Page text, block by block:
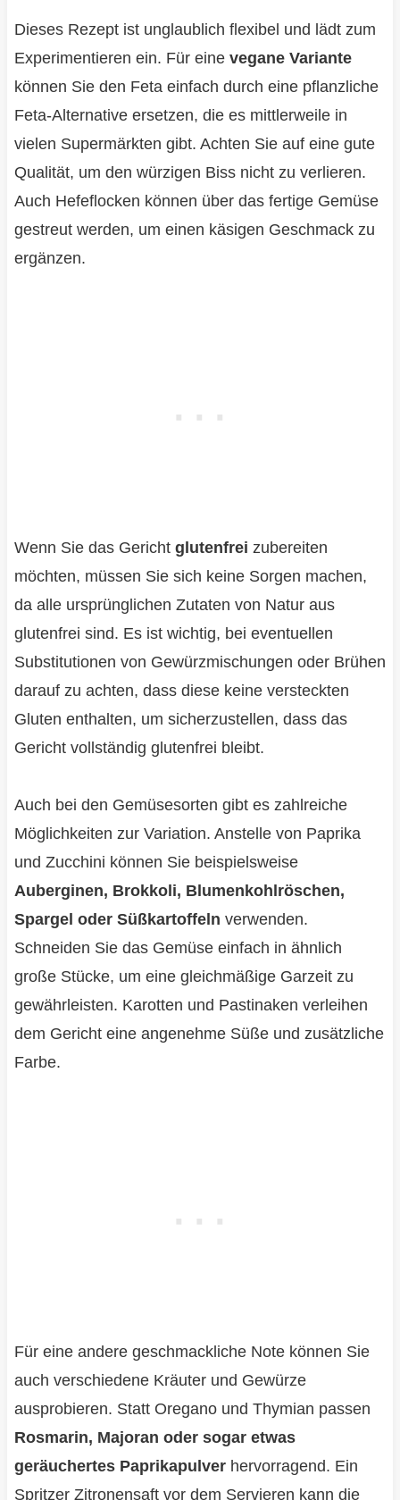
Dieses Rezept ist unglaublich flexibel und lädt zum
Experimentieren ein. Für eine vegane Variante
können Sie den Feta einfach durch eine pflanzliche
Feta-Alternative ersetzen, die es mittlerweile in
vielen Supermärkten gibt. Achten Sie auf eine gute
Qualität, um den würzigen Biss nicht zu verlieren.
Auch Hefeflocken können über das fertige Gemüse
gestreut werden, um einen käsigen Geschmack zu
ergänzen.
Wenn Sie das Gericht glutenfrei zubereiten
möchten, müssen Sie sich keine Sorgen machen,
da alle ursprünglichen Zutaten von Natur aus
glutenfrei sind. Es ist wichtig, bei eventuellen
Substitutionen von Gewürzmischungen oder Brühen
darauf zu achten, dass diese keine versteckten
Gluten enthalten, um sicherzustellen, dass das
Gericht vollständig glutenfrei bleibt.
Auch bei den Gemüsesorten gibt es zahlreiche
Möglichkeiten zur Variation. Anstelle von Paprika
und Zucchini können Sie beispielsweise
Auberginen, Brokkoli, Blumenkohlröschen,
Spargel oder Süßkartoffeln verwenden.
Schneiden Sie das Gemüse einfach in ähnlich
große Stücke, um eine gleichmäßige Garzeit zu
gewährleisten. Karotten und Pastinaken verleihen
dem Gericht eine angenehme Süße und zusätzliche
Farbe.
Für eine andere geschmackliche Note können Sie
auch verschiedene Kräuter und Gewürze
ausprobieren. Statt Oregano und Thymian passen
Rosmarin, Majoran oder sogar etwas
geräuchertes Paprikapulverhervorragend. Ein
Spritzer Zitronensaft vor dem Servieren kann die